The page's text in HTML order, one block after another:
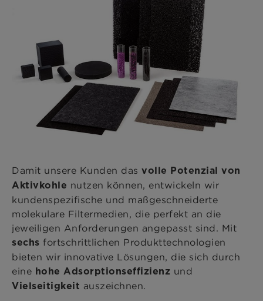
Damit unsere Kunden das volle Potenzial von
Aktivkohle nutzen können, entwickeln wir
kundenspezifische und maßgeschneiderte
molekulare Filtermedien, die perfekt an die
jeweiligen Anforderungen angepasst sind. Mit
sechs fortschrittlichen Produkttechnologien
bieten wir innovative Lösungen, die sich durch
eine hohe Adsorptionseffizienz und
Vielseitigkeit auszeichnen.